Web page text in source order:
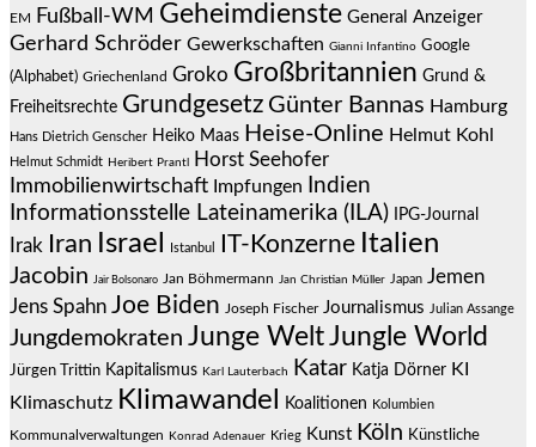
EM Fußball-WM Geheimdienste General Anzeiger
Gerhard Schröder Gewerkschaften Gianni Infantino Google
(Alphabet) Griechenland Groko Großbritannien Grund &
Freiheitsrechte Grundgesetz Günter Bannas Hamburg
Hans Dietrich Genscher Heiko Maas Heise-Online Helmut Kohl
Helmut Schmidt Heribert Prantl Horst Seehofer
Immobilienwirtschaft Impfungen
Indien
Informationsstelle Lateinamerika (ILA)
IPG-Journal
Irak Iran Israel Istanbul IT-Konzerne Italien
Jacobin Jair Bolsonaro Jan Böhmermann Jan Christian Müller Japan Jemen
Jens Spahn Joe Biden Joseph Fischer Journalismus Julian Assange
Jungdemokraten Junge WeltJungle World
Jürgen Trittin Kapitalismus Karl Lauterbach Katar Katja Dörner KI
Klimaschutz Klimawandel Koalitionen Kolumbien
Kommunalverwaltungen Konrad Adenauer Krieg Kunst Köln Künstliche